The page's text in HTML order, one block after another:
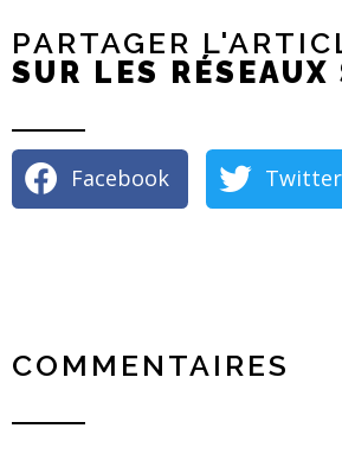
PARTAGER
SUR LES RÉSEAUX
Facebook Twitter
COMMENTAIRES